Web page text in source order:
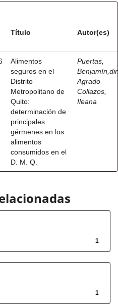
Título Autor(es)
Alimentos
seguros en el
Distrito
Metropolitano de
Quito:
determinación de
principales
gérmenes en los
alimentos
consumidos en el
D. M. Q.
Puertas,
Agrado
Collazos,
Ileana
1
1